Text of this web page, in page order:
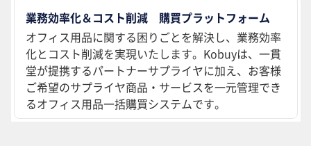
業務効率化＆コスト削減 購買プラットフォーム
オフィス用品に関する困りごとを解決し、業務効率
化とコスト削減を実現いたします。Kobuyは、一貫
堂が提携するパートナーサプライヤに加え、お客様
ご希望のサプライヤ商品・サービスを一元管理でき
るオフィス用品一括購買システムです。